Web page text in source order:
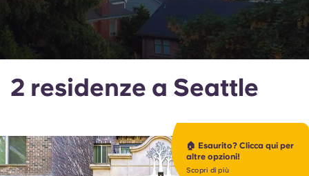
French
2 residenze a Seattle
🏠 Esaurito? Clicca qui per
altre opzioni!
Scopri di più